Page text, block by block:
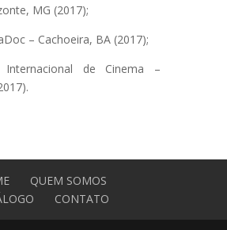
MG (2017);
– Cachoeira, BA (2017);
Internacional de Cinema –
QUEM SOMOS
CONTATO